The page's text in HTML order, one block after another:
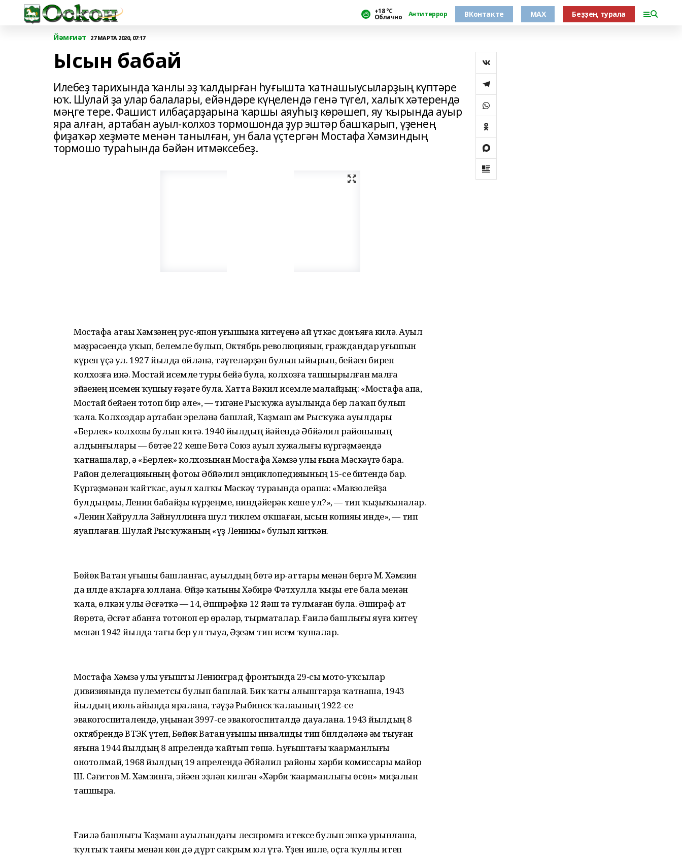
+18 °С
Облачно Антитеррор ВКонтакте MAX Беҙҙең турала
Йәмғиәт 27 МАРТА 2020, 07:17
Ысын бабай
Илебеҙ тарихында ҡанлы эҙ ҡалдырған һуғышта ҡатнашыусыларҙың күптәре
юҡ. Шулай ҙа улар балалары, ейәндәре күңелендә генә түгел, халыҡ хәтерендә
мәңге тере. Фашист илбаҫарҙарына ҡаршы аяуһыҙ көрәшеп, яу ҡырында ауыр
яра алған, артабан ауыл-колхоз тормошонда ҙур эштәр башҡарып, үҙенең
фиҙаҡәр хеҙмәте менән танылған, ун бала үҫтергән Мостафа Хәмзиндың
тормошо тураһында бәйән итмәксебеҙ.
Мостафа атаһы Хәмзәнең рус-япон һуғышына китеүенә ай үткәс донъяға килә. Ауыл
мәҙрәсәһендә уҡып, белемле булып, Октябрь революцияһын, граждандар һуғышын
күреп үҫә ул. 1927 йылда өйләнә, тәүгеләрҙән булып һыйырын, бейәһен биреп
колхозға инә. Мостай исемле туры бейә була, колхозға тапшырылған малға
эйәһенең исемен ҡушыу ғәҙәте була. Хатта Вәкил исемле малайҙың: «Мостафа апа,
Мостай бейәһен тотоп бир әле», — тигәне Рысҡужа ауылында бер лаҡап булып
ҡала. Колхоздар артабан эреләнә башлай, Ҡаҙмаш һәм Рысҡужа ауылдары
«Берлек» колхозы булып китә. 1940 йылдың йәйендә Әбйәлил районының
алдынғылары — бөтәһе 22 кеше Бөтә Союз ауыл хужалығы күргәҙмәһендә
ҡатнашалар, ә «Берлек» колхозынан Мостафа Хәмзә улы ғына Мәскәүгә бара.
Район делегацияһының фотоһы Әбйәлил энциклопедияһының 15-се битендә бар.
Күргәҙмәнән ҡайтҡас, ауыл халҡы Мәскәү тураһында һораша: «Мавзолейҙа
булдыңмы, Ленин бабайҙы күрҙеңме, ниндәйерәк кеше ул?», — тип ҡыҙыҡһыналар.
«Ленин Хәйрулла Зәйнуллинға шул тиклем оҡшаған, ысын копияһы инде», — тип
яуаплаған. Шулай Рысҡужаның «үҙ Ленины» булып киткән.
Бөйөк Ватан һуғышы башланғас, ауылдың бөтә ир-аттары менән бергә М. Хәмзин
да илде һаҡларға юллана. Өйҙә ҡатыны Хәбирә Фәтхулла ҡыҙы ете бала менән
ҡала, өлкән улы Әсғәткә — 14, Әширәфкә 12 йәш тә тулмаған була. Әширәф ат
йөрөтә, Әсғәт һабанға тотоноп ер һөрәләр, тырматалар. Ғаилә башлығы яуға китеү
менән 1942 йылда тағы бер ул тыуа, Әҙеһәм тип исем ҡушалар.
Мостафа Хәмзә улы һуғышты Ленинград фронтында 29-сы мото-уҡсылар
дивизияһында пулеметсы булып башлай. Бик ҡаты алыштарҙа ҡатнаша, 1943
йылдың июль айында яралана, тәүҙә Рыбинск ҡалаһының 1922-се
эвакогоспиталендә, һуңынан 3997-се эвакогоспиталдә дауалана. 1943 йылдың 8
октябрендә ВТЭК үтеп, Бөйөк Ватан һуғышы инвалиды тип билдәләнә һәм тыуған
яғына 1944 йылдың 8 апрелендә ҡайтып төшә. Һуғыштағы ҡаһарманлығы
онотолмай, 1968 йылдың 19 апрелендә Әбйәлил районы хәрби комиссары майор
Ш. Сәғитов М. Хәмзинға, эйәһен эҙләп килгән «Хәрби ҡаһарманлығы өсөн» миҙалын
тапшыра.
Ғаилә башлығы Ҡаҙмаш ауылындағы леспромға итексе булып эшкә урынлаша,
ҡултыҡ таяғы менән көн дә дүрт саҡрым юл үтә. Үҙен ипле, оҫта ҡуллы итеп